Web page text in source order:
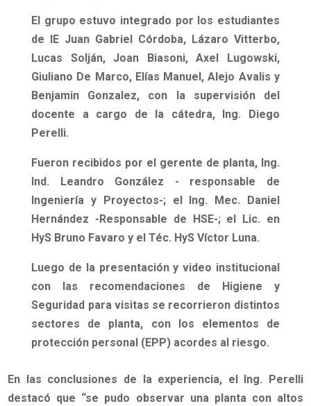
El grupo estuvo integrado por los estudiantes
de IE Juan Gabriel Córdoba, Lázaro Vitterbo,
Lucas Solján, Joan Biasoni, Axel Lugowski,
Giuliano De Marco, Elías Manuel, Alejo Avalis y
Benjamin Gonzalez, con la supervisión del
docente a cargo de la cátedra, Ing. Diego
Perelli.
Fueron recibidos por el gerente de planta, Ing.
Ind. Leandro González - responsable de
Ingeniería y Proyectos-; el Ing. Mec. Daniel
Hernández -Responsable de HSE-; el Lic. en
HyS Bruno Favaro y el Téc. HyS Víctor Luna.
Luego de la presentación y video institucional
con las recomendaciones de Higiene y
Seguridad para visitas se recorrieron distintos
sectores de planta, con los elementos de
protección personal (EPP) acordes al riesgo.
En las conclusiones de la experiencia, el Ing. Perelli
destacó que “se pudo observar una planta con altos